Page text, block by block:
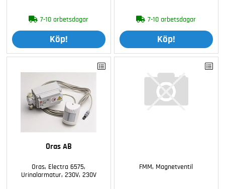
7-10 arbetsdagar
Köp!
7-10 arbetsdagar
Köp!
Oras AB
Oras, Electra 6575,
Urinalarmatur, 230V, 230V
FMM, Magnetventil